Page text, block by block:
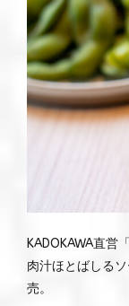
KADOKAWA直営
肉汁ほとばしる
売。